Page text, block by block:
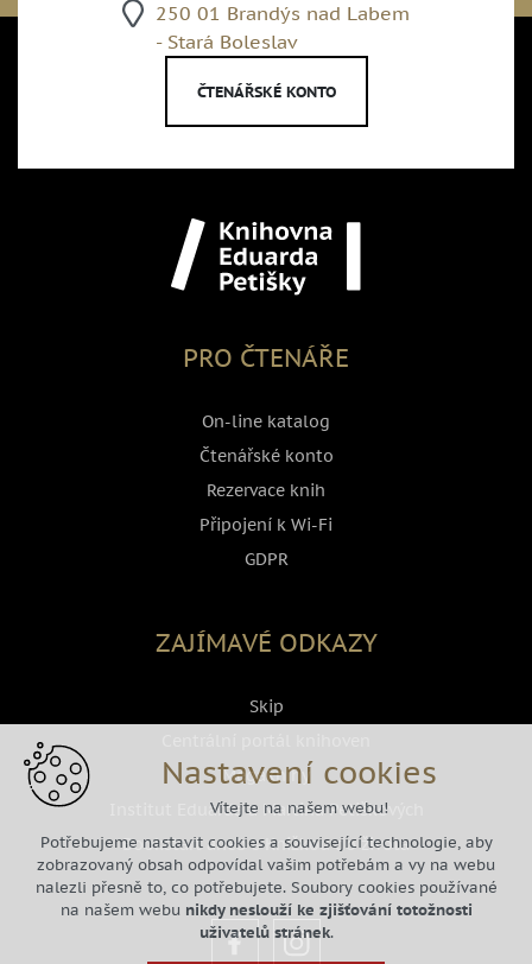
250 01 Brandýs nad Labem
- Stará Boleslav
ČTENÁŘSKÉ KONTO
PRO ČTENÁŘE
On-line katalog
Čtenářské konto
Rezervace knih
Připojení k Wi-Fi
GDPR
ZAJÍMAVÉ ODKAZY
Skip
Megaknihy
Institut Eduarda a Martina Petiškových
Bookstart aneb s Knižkou do života
Nastavení cookies
Vítejte na našem webu!
Potřebujeme nastavit cookies a související technologie, aby
zobrazovaný obsah odpovídal vašim potřebám a vy na webu
nalezli přesně to, co potřebujete. Soubory cookies používané
na našem webu nikdy neslouží ke zjišťování totožnosti
uživatelů stránek.